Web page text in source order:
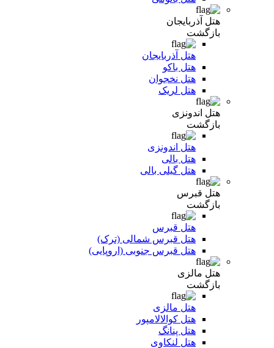
هتل آذربایجان
بازگشت
هتل آذربایجان
هتل باکو
هتل نخجوان
هتل لریک
هتل اندونزی
بازگشت
هتل اندونزی
هتل بالی
هتل گیلی بالی
هتل قبرس
بازگشت
هتل قبرس
هتل قبرس شمالی (ترک)
هتل قبرس جنوبی (اروپایی)
هتل مالزی
بازگشت
هتل مالزی
هتل کوالالامپور
هتل پنانگ
هتل لنکاوی